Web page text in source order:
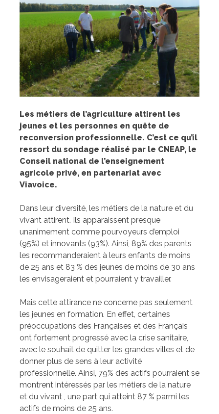
Les métiers de l’agriculture attirent les
jeunes et les personnes en quête de
reconversion professionnelle. C’est ce qu’il
ressort du sondage réalisé par le CNEAP, le
Conseil national de l’enseignement
agricole privé, en partenariat avec
Viavoice.
Dans leur diversité, les métiers de la nature et du
vivant attirent. Ils apparaissent presque
unanimement comme pourvoyeurs d’emploi
(95%) et innovants (93%). Ainsi, 89% des parents
les recommanderaient à leurs enfants de moins
de 25 ans et 83 % des jeunes de moins de 30 ans
les envisageraient et pourraient y travailler.
Mais cette attirance ne concerne pas seulement
les jeunes en formation. En effet, certaines
préoccupations des Françaises et des Français
ont fortement progressé avec la crise sanitaire,
avec le souhait de quitter les grandes villes et de
donner plus de sens à leur activité
professionnelle. Ainsi, 79% des actifs pourraient se
montrent intéressés par les métiers de la nature
et du vivant , une part qui atteint 87 % parmi les
actifs de moins de 25 ans.